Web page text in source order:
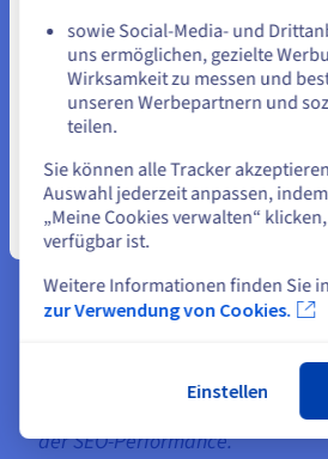
unserer Hostings festgestellt.
Gewinn für unsere
beachtliche Verbesserung der
der SEO-Performance.“
Auf der aktuellen Website
Eine andere Website wählen
sowie Social-Media- und
uns ermöglichen, gezielte
Wirksamkeit zu messen und
unseren Werbepartnern und
teilen.
Sie können alle Tracker
Auswahl jederzeit anpassen,
„Meine Cookies verwalten“
verfügbar ist.
Weitere Informationen finden Sie
zur Verwendung von Cookies.
Einstellen